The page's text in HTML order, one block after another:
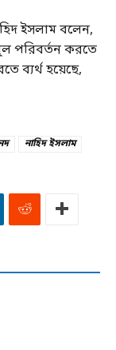
ইসলাম বলেন,
পরিবর্তন করতে
ব্যর্থ হয়েছে,
নাহিদ ইসলাম